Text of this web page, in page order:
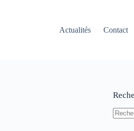
Actualités
Contact